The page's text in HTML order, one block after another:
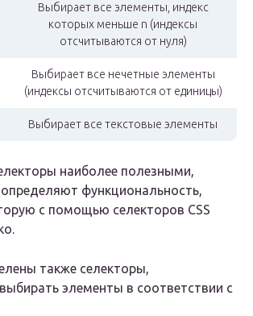
Выбирает все элементы, индекс
которых меньше n (индексы
отсчитываются от нуля)
Выбирает все нечетные элементы
(индексы отсчитываются от единицы)
Выбирает все текстовые элементы
наиболее полезными,
функциональность,
с помощью селекторов CSS
также селекторы,
элементы в соответствии с